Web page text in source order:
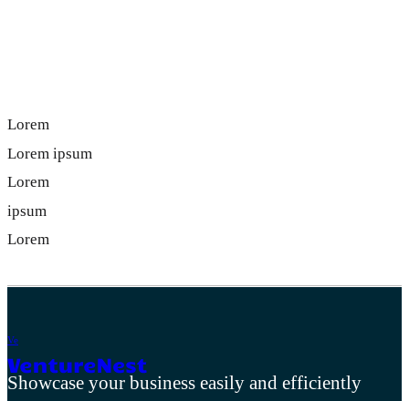
Lorem
Lorem ipsum
Lorem
ipsum
Lorem
Ve
Showcase your business easily and efficiently